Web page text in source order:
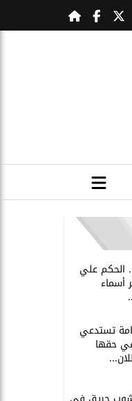
الحكم علي
أسماء
تستدعي
حقها